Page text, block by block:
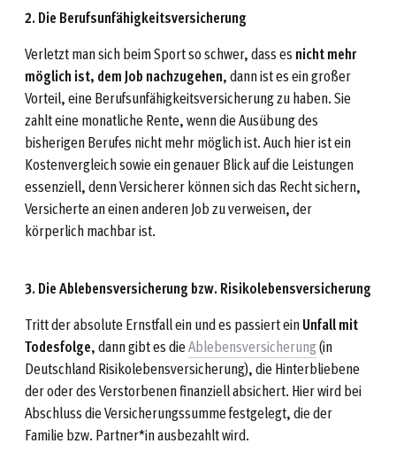
2. Die Berufsunfähigkeitsversicherung
Verletzt man sich beim Sport so schwer, dass esnicht mehr
möglich ist, dem Job nachzugehen, dann ist es ein großer
Vorteil, eine Berufsunfähigkeitsversicherung zu haben. Sie
zahlt eine monatliche Rente, wenn die Ausübung des
bisherigen Berufes nicht mehr möglich ist. Auch hier ist ein
Kostenvergleich sowie ein genauer Blick auf die Leistungen
essenziell, denn Versicherer können sich das Recht sichern,
Versicherte an einen anderen Job zu verweisen, der
körperlich machbar ist.
3. Die Ablebensversicherung bzw. Risikolebensversicherung
Tritt der absolute Ernstfall ein und es passiert einUnfall mit
Todesfolge, dann gibt es dieAblebensversicherung(in
Deutschland Risikolebensversicherung), die Hinterbliebene
der oder des Verstorbenen finanziell absichert. Hier wird bei
Abschluss die Versicherungssumme festgelegt, die der
Familie bzw. Partner*in ausbezahlt wird.